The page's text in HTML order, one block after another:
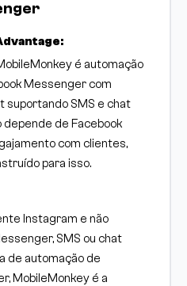
é automação
Messenger com
suportando SMS e chat
depende de Facebook
com clientes,
para isso.
Instagram e não
SMS ou chat
de automação de
MobileMonkey é a